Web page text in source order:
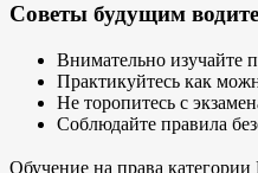
Советы будущим
Внимательно изучайте
Практикуйтесь как
Не торопитесь с
Соблюдайте правила
Обучение на права